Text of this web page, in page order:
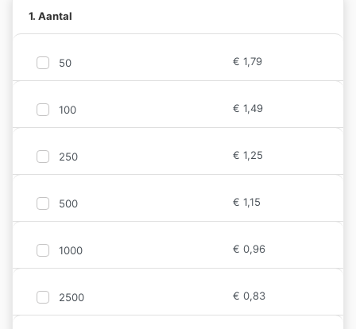
1. Aantal
50 € 1,79
100 € 1,49
250 € 1,25
500 € 1,15
1000 € 0,96
2500 € 0,83